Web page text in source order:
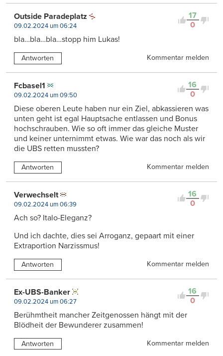
17
0
Outside Paradeplatz
09.02.2024 um 06:24
bla…bla…bla…stopp him Lukas!
Antworten Kommentar melden
16
0
Fcbasel1
09.02.2024 um 09:50
Diese oberen Leute haben nur ein Ziel, abkassieren was
unten geht ist egal Hauptsache entlassen und Bonus
hochschrauben. Wie so oft immer das gleiche Muster
und keiner unternimmt etwas. Wie war das noch als wir
die UBS retten mussten?
Antworten Kommentar melden
16
0
Verwechselt
09.02.2024 um 06:39
Ach so? Italo-Eleganz?
Und ich dachte, dies sei Arroganz, gepaart mit einer
Extraportion Narzissmus!
Antworten Kommentar melden
16
0
Ex-UBS-Banker
09.02.2024 um 06:27
Berühmtheit mancher Zeitgenossen hängt mit der
Blödheit der Bewunderer zusammen!
Antworten Kommentar melden